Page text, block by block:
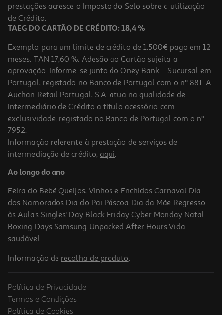
1,99 €
Comida Húmida Para Gatinho Schesir Lata Com Frango E Aloé
85g
24.59 €/Kg
2,09 €
prestações acresce o Imposto do Selo sobre a utilização
de Crédito.
TAEG DO CARTÃO DE CRÉDITO: 18,4 %
Exemplo para um limite de crédito de 1.500€ pago em 12
meses. TAN 17,60 %. Adesão ao Cartão sujeita a
aprovação. Informe-se junto do Oney Bank – Sucursal em
Portugal, registado no Banco de Portugal com o nº 881. A
Auchan Retail Portugal, S.A. atua na qualidade de
Intermediário de Crédito a título acessório com
exclusividade, registado no Banco de Portugal com o nº
7952.
Informação referente à prestação de serviços de
intermediação de crédito, aqui.
Ao longo do ano
Feira do Bebé Queijos, Vinhos e Enchidos Carnaval Dia
dos Namorados Dia do Pai Páscoa Dia da Mãe Regresso
às Aulas Singles' Day Black Friday Cyber Monday Natal
Boxing Days Samsung Unpacked After Hours Vida
saudável
Informação de recolha de produto.
Política de Privacidade
Termos e Condições
Política de Cookies